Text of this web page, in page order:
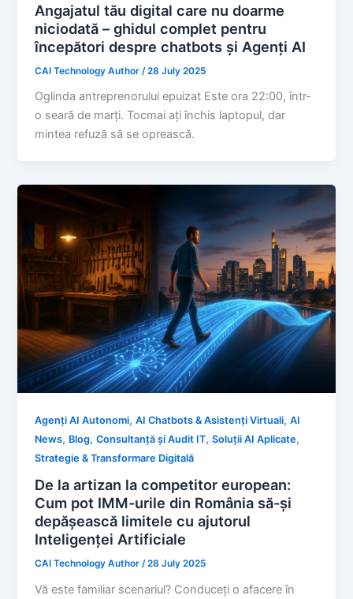
Angajatul tău digital care nu doarme
niciodată – ghidul complet pentru
începători despre chatbots și Agenți AI
CAI Technology Author /28 July 2025
Oglinda antreprenorului epuizat Este ora 22:00, într-
o seară de marți. Tocmai ați închis laptopul, dar
mintea refuză să se oprească.
Agenți AI Autonomi,AI Chatbots & Asistenți Virtuali,AI
News, Blog,Consultanță și Audit IT,Soluții AI Aplicate,
Strategie & Transformare Digitală
De la artizan la competitor european:
Cum pot IMM-urile din România să-și
depășească limitele cu ajutorul
Inteligenței Artificiale
CAI Technology Author/28 July 2025
Vă este familiar scenariul? Conduceți o afacere în